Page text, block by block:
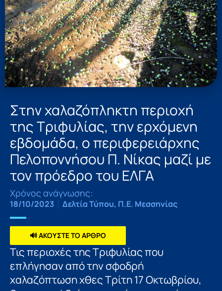
Στην χαλαζόπληκτη περιοχή
της Τριφυλίας, την ερχόμενη
εβδομάδα, ο περιφερειάρχης
Πελοποννήσου Π. Νίκας μαζί με
τον πρόεδρο του ΕΛΓΑ
Χρόνος ανάγνωσης:
18/10/2023 Δελτία Τύπου, Π.Ε. Μεσσηνίας
🔊 ΑΚΟΥΣΤΕ ΤΟ ΑΡΘΡΟ
Τις περιοχές της Τριφυλίας που
επλήγησαν από την σφοδρή
χαλαζόπτωση χθες Τρίτη 17 Οκτωβρίου,